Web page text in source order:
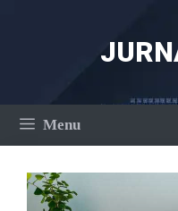
Menu